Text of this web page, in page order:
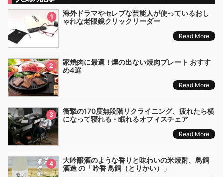
1
海外ドラマやセレブな芸能人が使っているおし
ゃれな老眼鏡クリックリーダー
Read More
2
家焼肉に最適！煙の出ない焼肉プレート おすす
め4選
Read More
3
衝撃の170度無段階リクライニング、疲れたら横
になって寝れる・眠れるオフィスチェア
Read More
4
大吟醸酒のような香りと味わいの米焼酎、鳥飼
酒造 の「吟香 鳥飼（とりかい）」